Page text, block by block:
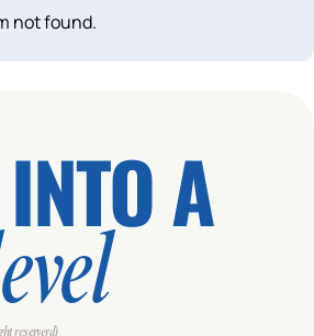
not found.
A
reserverd)